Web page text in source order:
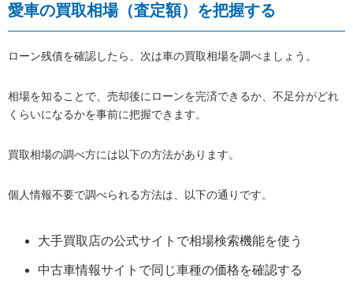
愛車の買取相場（査定額）を把握する
ローン残債を確認したら、次は車の買取相場を調べましょう。
相場を知ることで、売却後にローンを完済できるか、不足分がどれ
くらいになるかを事前に把握できます。
買取相場の調べ方には以下の方法があります。
個人情報不要で調べられる方法は、以下の通りです。
大手買取店の公式サイトで相場検索機能を使う
中古車情報サイトで同じ車種の価格を確認する